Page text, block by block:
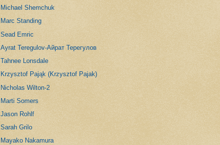
Michael Shemchuk
Marc Standing
Sead Emric
Ayrat Teregulov-Айрат Терегулов
Tahnee Lonsdale
Krzysztof Pająk (Krzysztof Pajak)
Nicholas Wilton-2
Marti Somers
Jason Rohlf
Sarah Grilo
Mayako Nakamura